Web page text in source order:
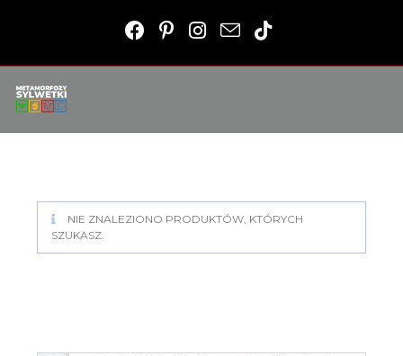
NIE ZNALEZIONO PRODUKTÓW, KTÓRYCH
SZUKASZ.